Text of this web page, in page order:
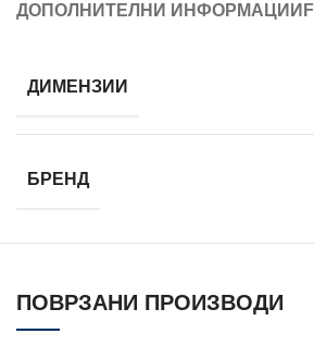
ДОПОЛНИТЕЛНИ ИНФОРМАЦИИ
ДИМЕНЗИИ
БРЕНД
ПОВРЗАНИ ПРОИЗВОДИ